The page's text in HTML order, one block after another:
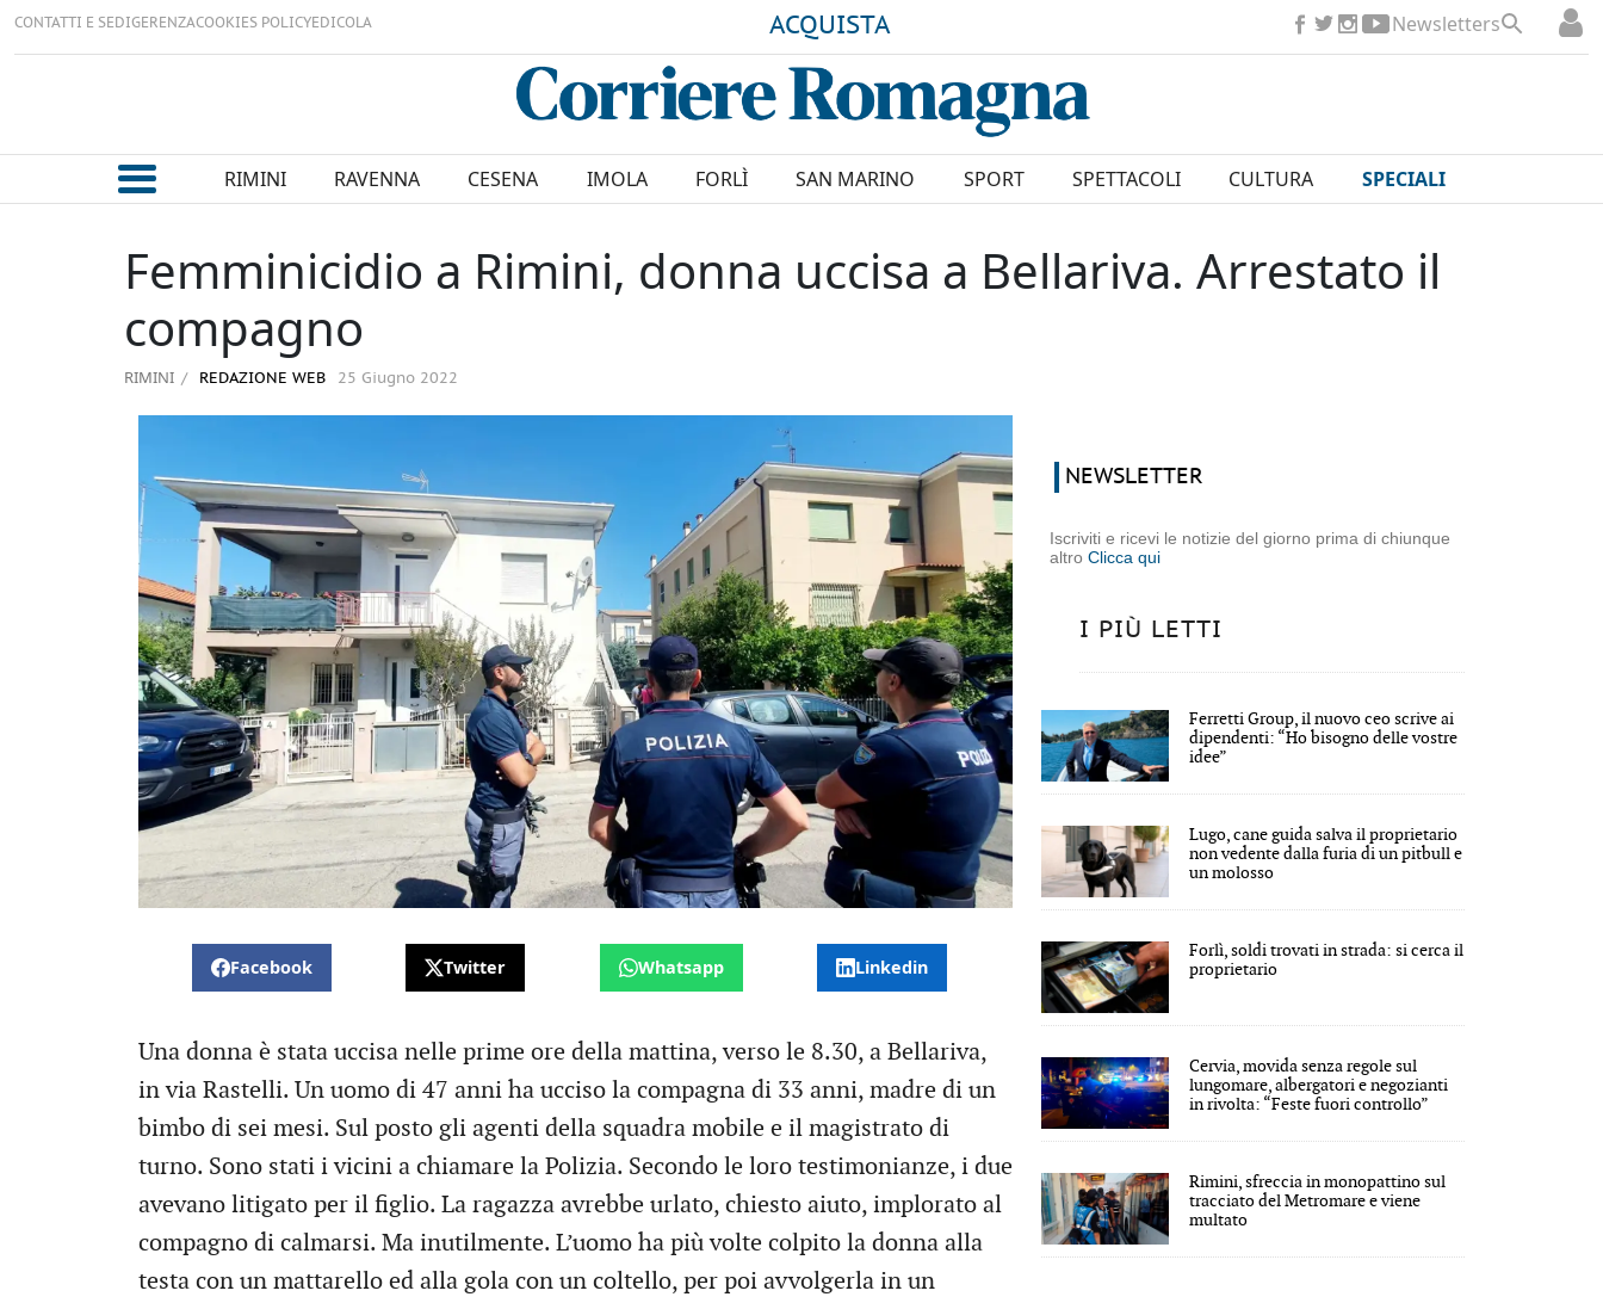
CONTATTI E SEDIGERENZACOOKIES POLICYEDICOLA ACQUISTA Newsletters
RIMINI RAVENNA CESENA IMOLA FORLÌ SAN MARINO SPORT SPETTACOLI CULTURA SPECIALI
Femminicidio a Rimini, donna uccisa a Bellariva. Arrestato il
compagno
RIMINI REDAZIONE WEB 25 Giugno 2022
Facebook Twitter Whatsapp Linkedin
Una donna è stata uccisa nelle prime ore della mattina, verso le 8.30, a Bellariva,
in via Rastelli. Un uomo di 47 anni ha ucciso la compagna di 33 anni, madre di un
bimbo di sei mesi. Sul posto gli agenti della squadra mobile e il magistrato di
turno. Sono stati i vicini a chiamare la Polizia. Secondo le loro testimonianze, i due
avevano litigato per il figlio. La ragazza avrebbe urlato, chiesto aiuto, implorato al
compagno di calmarsi. Ma inutilmente. L’uomo ha più volte colpito la donna alla
testa con un mattarello ed alla gola con un coltello, per poi avvolgerla in un
NEWSLETTER
Iscriviti e ricevi le notizie del giorno prima di chiunque
altroClicca qui
I PIÙ LETTI
Ferretti Group, il nuovo ceo scrive ai
dipendenti: “Ho bisogno delle vostre
idee”
Lugo, cane guida salva il proprietario
non vedente dalla furia di un pitbull e
un molosso
Forlì, soldi trovati in strada: si cerca il
proprietario
Cervia, movida senza regole sul
lungomare, albergatori e negozianti
in rivolta: “Feste fuori controllo”
Rimini, sfreccia in monopattino sul
tracciato del Metromare e viene
multato